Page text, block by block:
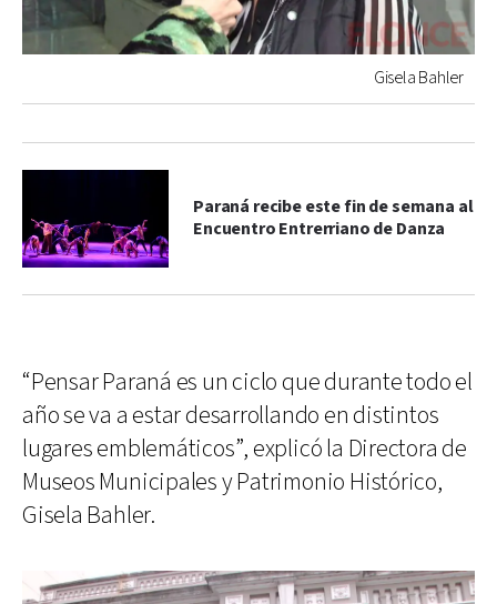
Gisela Bahler
Paraná recibe este fin de semana al
Encuentro Entrerriano de Danza
“Pensar Paraná es un ciclo que durante todo el
año se va a estar desarrollando en distintos
lugares emblemáticos”, explicó la Directora de
Museos Municipales y Patrimonio Histórico,
Gisela Bahler.